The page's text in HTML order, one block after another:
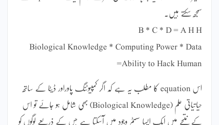
سمجھ سکتے ہیں۔
B * C * D = A H H
Biological Knowledge * Computing Power * Data
=Ability to Hack Human
اس equation کا مطلب یہ ہے کہ اگر کمپیوٹنگ پاوراور ڈیٹا کے ساتھ
حیاتیاتی علم (Biological Knowledge) بھی شامل ہو جائے تو اس
کے نتیجے میں ایک ایسا سسٹم وجود میں آسکتا ہے جس کے ذریعے لوگوں کو